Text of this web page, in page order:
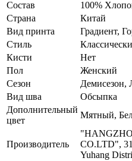
Состав
100%
Страна
Китай
Вид принта
Градиент,
Стиль
Кисти
Нет
Пол
Женский
Сезон
Демисезон,
Вид шва
Обсыпка
Дополнительный
цвет
Мятный,
Производитель
CO.LTD",
Yuhang